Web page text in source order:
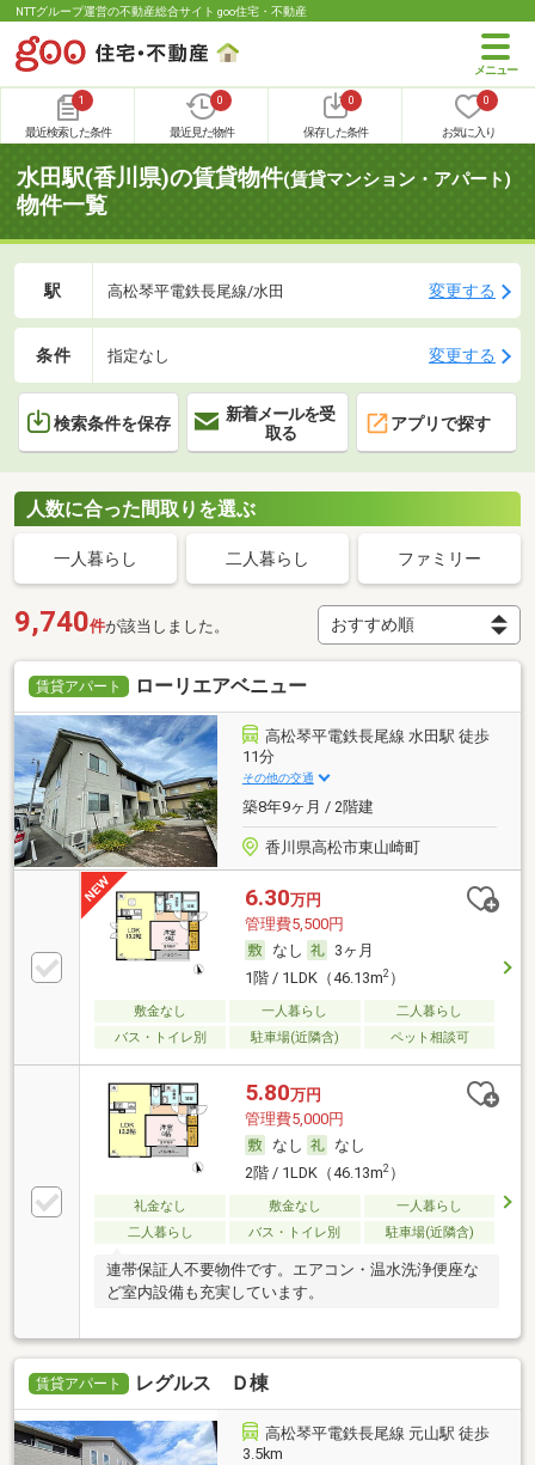
NTTグループ運営の不動産総合サイト goo住宅・不動産
1
最近検索した条件
0
最近見た物件
0
保存した条件
0
お気に入り
水田駅(香川県)の賃貸物件(賃貸マンション・アパート)
物件一覧
駅 高松琴平電鉄長尾線/水田 変更する
条件 指定なし 変更する
検索条件を保存
新着メールを受
取る
アプリで探す
人数に合った間取りを選ぶ
一人暮らし 二人暮らし ファミリー
9,740件が該当しました。
賃貸アパート ローリエアベニュー
高松琴平電鉄長尾線 水田駅 徒歩
11分
その他の交通
築8年9ヶ月 / 2階建
香川県高松市東山崎町
6.30万円
管理費5,500円
なし
3ヶ月
1階 / 1LDK（46.13m2）
敷金なし 一人暮らし
二人暮らし
バス・トイレ別
駐車場(近隣含) ペット相談可
5.80万円
管理費5,000円
なし
なし
2階 / 1LDK（46.13m2）
礼金なし 敷金なし
一人暮らし
二人暮らし
バス・トイレ別 駐車場(近隣含)
連帯保証人不要物件です。エアコン・温水洗浄便座な
ど室内設備も充実しています。
賃貸アパート レグルス Ｄ棟
高松琴平電鉄長尾線 元山駅 徒歩
3.5km